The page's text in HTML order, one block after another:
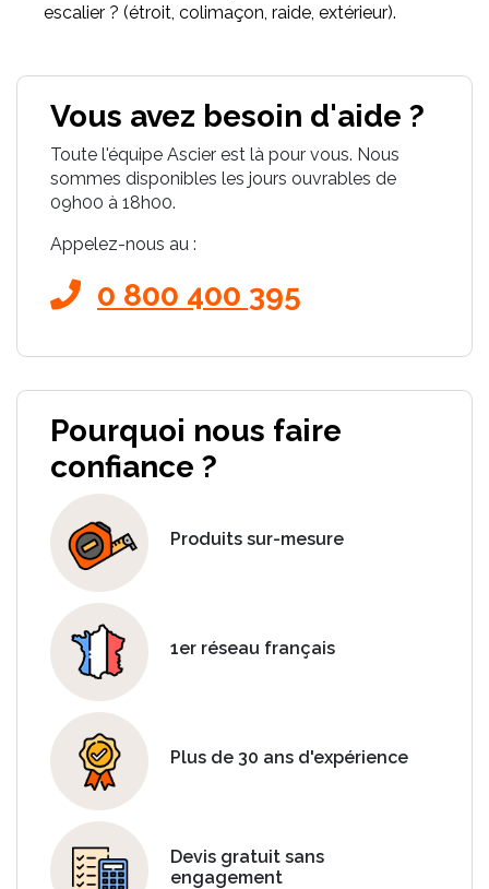
escalier ? (étroit, colimaçon, raide, extérieur).
Vous avez besoin d'aide ?
Toute l'équipe Ascier est là pour vous. Nous
sommes disponibles les jours ouvrables de
09h00 à 18h00.
Appelez-nous au :
0 800 400 395
Pourquoi nous faire
confiance ?
Produits sur-mesure
1er réseau français
Plus de 30 ans d'expérience
Devis gratuit sans
engagement